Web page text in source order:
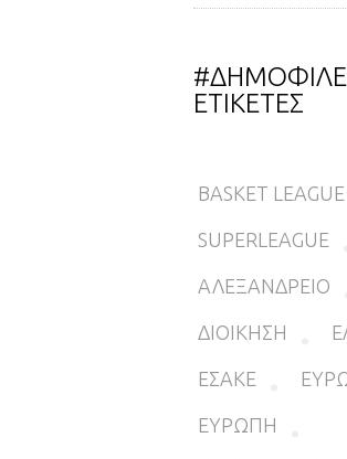
ΕΤΙΚΕΤΕΣ
BASKET LEAGUE
SUPERLEAGUE
ΑΛΕΞΑΝΔΡΕΙΟ
ΔΙΟΙΚΗΣΗ
ΕΣΑΚΕ
ΕΥΡΩΠΗ